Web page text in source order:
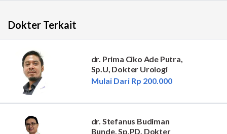
Dokter Terkait